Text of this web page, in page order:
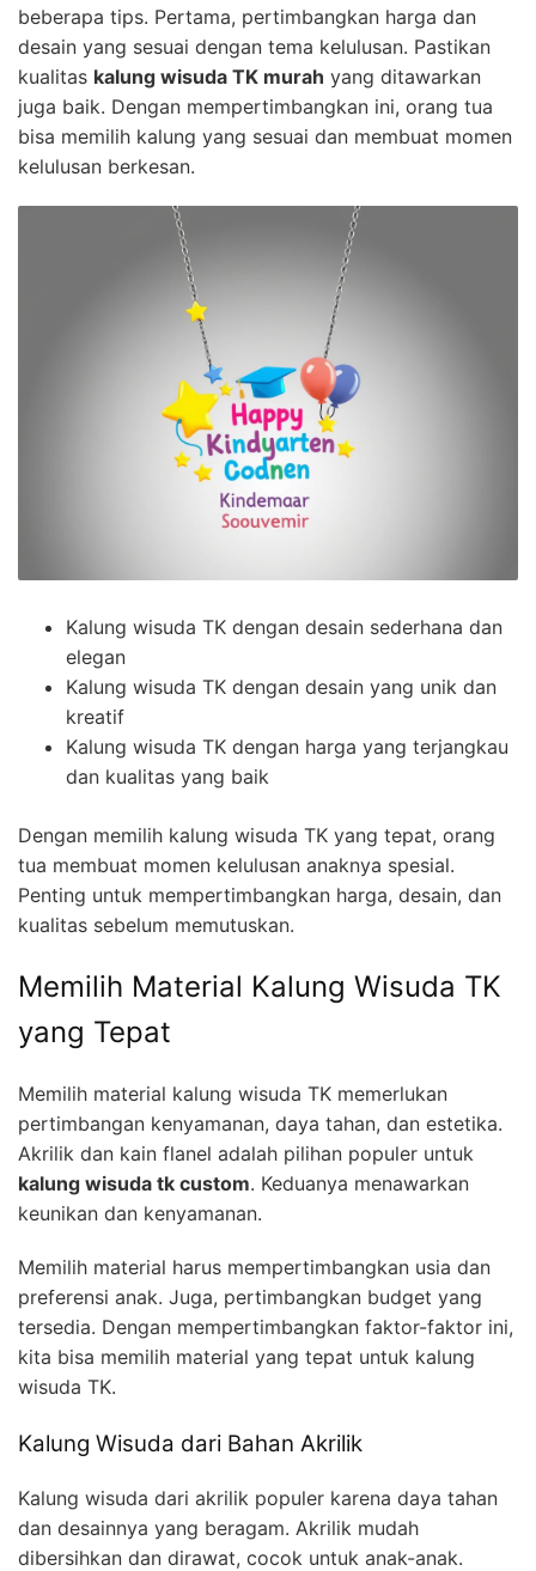
beberapa tips. Pertama, pertimbangkan harga dan
desain yang sesuai dengan tema kelulusan. Pastikan
kualitas kalung wisuda TK murah yang ditawarkan
juga baik. Dengan mempertimbangkan ini, orang tua
bisa memilih kalung yang sesuai dan membuat momen
kelulusan berkesan.
Kalung wisuda TK dengan desain sederhana dan
elegan
Kalung wisuda TK dengan desain yang unik dan
kreatif
Kalung wisuda TK dengan harga yang terjangkau
dan kualitas yang baik
Dengan memilih kalung wisuda TK yang tepat, orang
tua membuat momen kelulusan anaknya spesial.
Penting untuk mempertimbangkan harga, desain, dan
kualitas sebelum memutuskan.
Memilih Material Kalung Wisuda TK
yang Tepat
Memilih material kalung wisuda TK memerlukan
pertimbangan kenyamanan, daya tahan, dan estetika.
Akrilik dan kain flanel adalah pilihan populer untuk
kalung wisuda tk custom. Keduanya menawarkan
keunikan dan kenyamanan.
Memilih material harus mempertimbangkan usia dan
preferensi anak. Juga, pertimbangkan budget yang
tersedia. Dengan mempertimbangkan faktor-faktor ini,
kita bisa memilih material yang tepat untuk kalung
wisuda TK.
Kalung Wisuda dari Bahan Akrilik
Kalung wisuda dari akrilik populer karena daya tahan
dan desainnya yang beragam. Akrilik mudah
dibersihkan dan dirawat, cocok untuk anak-anak.